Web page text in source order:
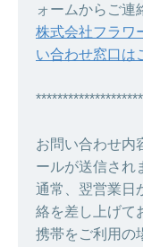
ォームからご連
株式会社フラワ
い合わせ窓口は
お問い合わせ内
ールが送信され
通常、翌営業日
絡を差し上げて
携帯をご利用の